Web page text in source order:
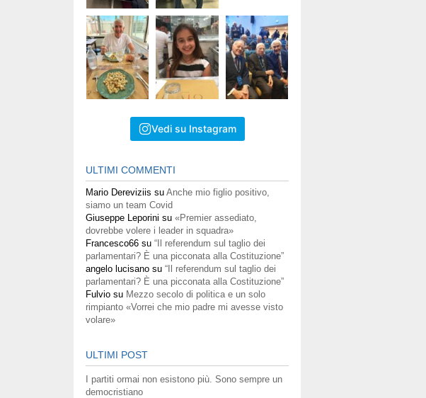
Vedi su Instagram
ULTIMI COMMENTI
Mario Dereviziis su Anche mio figlio positivo,
siamo un team Covid
Giuseppe Leporini su «Premier assediato,
dovrebbe volere i leader in squadra»
Francesco66 su “Il referendum sul taglio dei
parlamentari? È una picconata alla Costituzione”
angelo lucisano su “Il referendum sul taglio dei
parlamentari? È una picconata alla Costituzione”
Fulvio su Mezzo secolo di politica e un solo
rimpianto «Vorrei che mio padre mi avesse visto
volare»
ULTIMI POST
I partiti ormai non esistono più. Sono sempre un
democristiano